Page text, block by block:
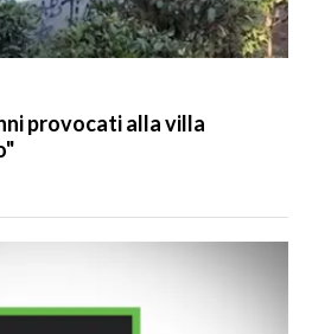
provocati alla villa